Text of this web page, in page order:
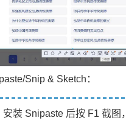
Snip & Sketch：
安装 Snipaste 后按 F1 截图